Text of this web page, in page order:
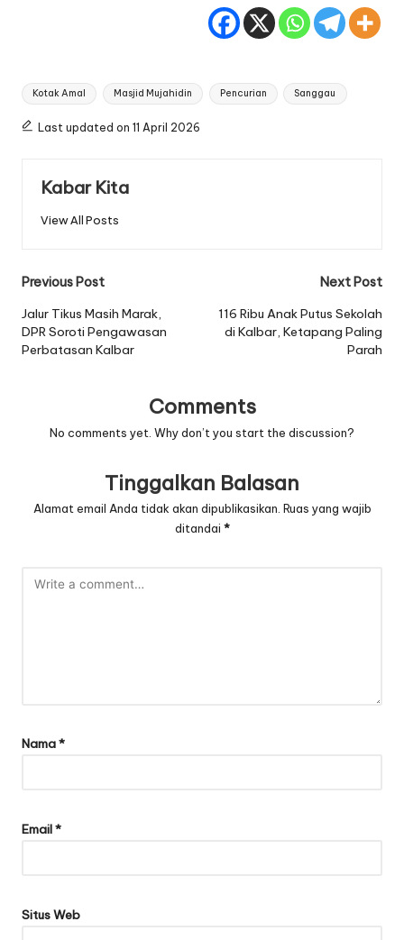
Tags:
Kotak Amal Masjid Mujahidin Pencurian Sanggau
Last updated on 11 April 2026
Kabar Kita
View All Posts
Post
navigation
Previous Post
Jalur Tikus Masih Marak,
DPR Soroti Pengawasan
Perbatasan Kalbar
Next Post
116 Ribu Anak Putus Sekolah
di Kalbar, Ketapang Paling
Parah
Comments
No comments yet. Why don’t you start the discussion?
Tinggalkan Balasan
Alamat email Anda tidak akan dipublikasikan. Ruas yang wajib
ditandai *
Nama*
Email*
Situs Web